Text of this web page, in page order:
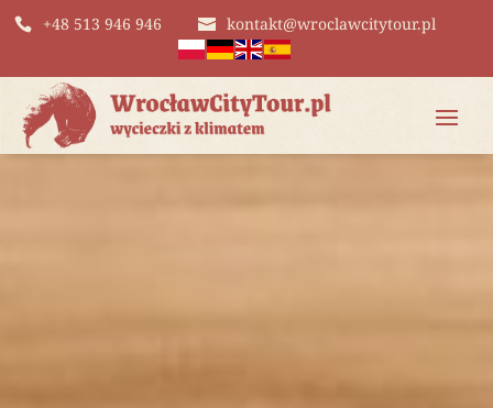
+48 513 946 946 kontakt@wroclawcitytour.pl